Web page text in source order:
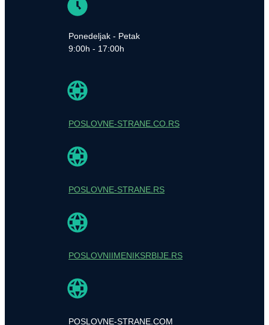
Ponedeljak - Petak
9:00h - 17:00h
POSLOVNE-STRANE.CO.RS
POSLOVNE-STRANE.RS
POSLOVNIIMENIKSRBIJE.RS
POSLOVNE-STRANE.COM